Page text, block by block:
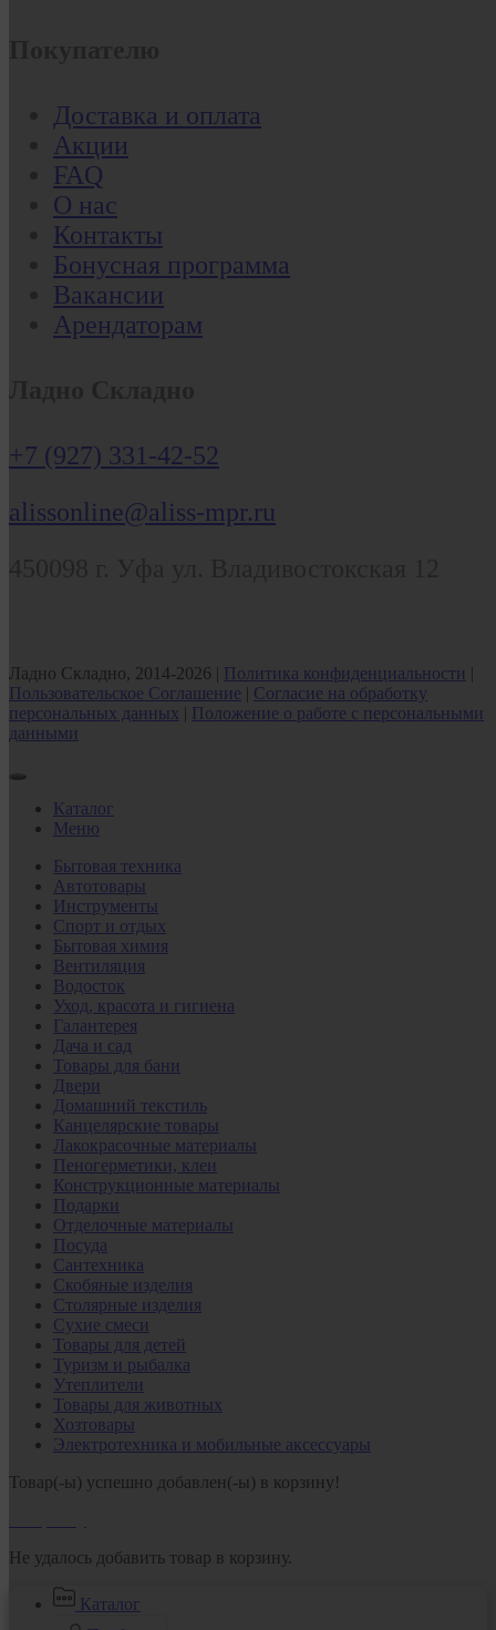
Доставка и оплата
Акции
FAQ
О нас
Контакты
Бонусная программа
Вакансии
Арендаторам
+7 (927) 331-42-52
alissonline@aliss-mpr.ru
Ладно Складно, 2014-2026 | Политика конфиденциальности |
Пользовательское Соглашение | Согласие на обработку
персональных данных | Положение о работе с персональными
данными
Каталог
Меню
Бытовая техника
Автотовары
Инструменты
Спорт и отдых
Бытовая химия
Вентиляция
Водосток
Уход, красота и гигиена
Галантерея
Дача и сад
Товары для бани
Двери
Домашний текстиль
Канцелярские товары
Лакокрасочные материалы
Пеногерметики, клеи
Конструкционные материалы
Подарки
Отделочные материалы
Посуда
Сантехника
Скобяные изделия
Столярные изделия
Сухие смеси
Товары для детей
Туризм и рыбалка
Утеплители
Товары для животных
Хозтовары
Электротехника и мобильные аксессуары
Товар(-ы) успешно добавлен(-ы) в корзину!
Не удалось добавить товар в корзину.
Каталог